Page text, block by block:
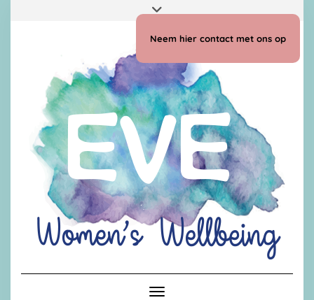
Neem hier contact met ons op
Toggle navigatie